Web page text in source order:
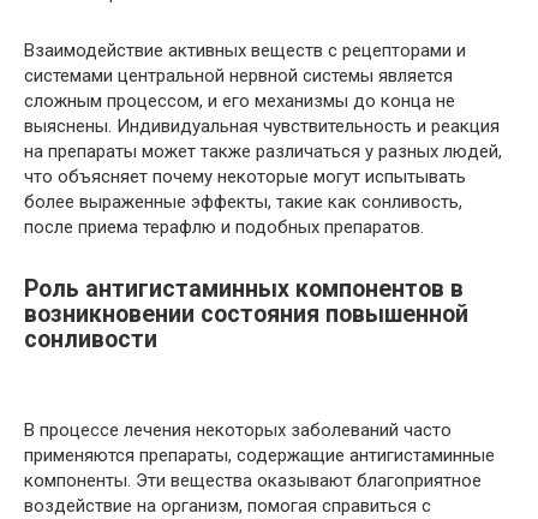
Взаимодействие активных веществ с рецепторами и
системами центральной нервной системы является
сложным процессом, и его механизмы до конца не
выяснены. Индивидуальная чувствительность и реакция
на препараты может также различаться у разных людей,
что объясняет почему некоторые могут испытывать
более выраженные эффекты, такие как сонливость,
после приема терафлю и подобных препаратов.
Роль антигистаминных компонентов в
возникновении состояния повышенной
сонливости
В процессе лечения некоторых заболеваний часто
применяются препараты, содержащие антигистаминные
компоненты. Эти вещества оказывают благоприятное
воздействие на организм, помогая справиться с